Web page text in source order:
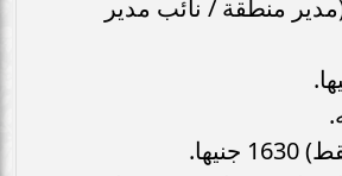
منطقة / نائب مدير